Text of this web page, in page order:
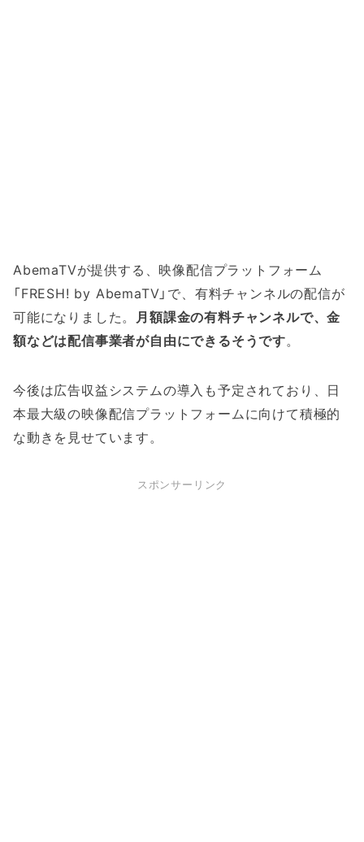
AbemaTVが提供する、映像配信プラットフォーム
「FRESH! by AbemaTV」で、有料チャンネルの配信が
可能になりました。
月額課金の有料チャンネルで、金
額などは配信事業者が自由にできるそうです。
今後は広告収益システムの導入も予定されており、日
本最大級の映像配信プラットフォームに向けて積極的
な動きを見せています。
スポンサーリンク